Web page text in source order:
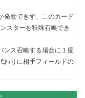
発動できず、このカード
スターを特殊召喚でき
ンス召喚する場合に１度
わりに相手フィールドの